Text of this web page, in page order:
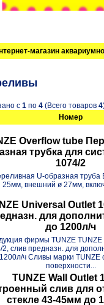
магазин
с 1по 4(Всего товаров 4
Номер
Overflow tube
трубка для
1074/2
U-образная труба
25мм, внешний ø 27мм,
Universal Outlet
для
до 1200л/ч
фирмы TUNZE TUNZE
2, слив предназн. для
1200л/ч Сливы марки TUNZE
поверхности...
TUNZE Wall Outlet
слив для
стекле 43-45мм до